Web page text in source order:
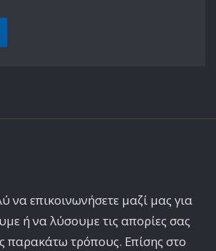
επικοινωνήσετε μαζί μας για
ή να λύσουμε τις απορίες σας
παρακάτω τρόπους. Επίσης στο